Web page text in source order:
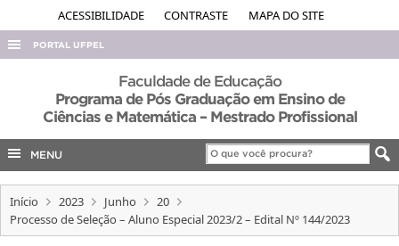
ACESSIBILIDADE CONTRASTE MAPA DO SITE
PORTAL UFPEL
ACESSO À INFORMAÇÃO
AUDITORIA
EDITAIS
INTERNACIONAL
Faculdade de Educação
Programa de Pós Graduação em Ensino de
Ciências e Matemática – Mestrado Profissional
MENU
Início 2023 Junho
20
Processo de Seleção – Aluno Especial 2023/2 – Edital Nº 144/2023